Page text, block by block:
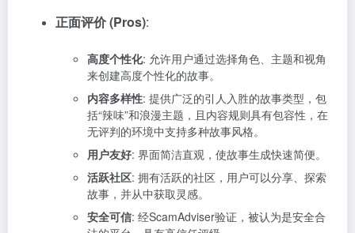
正面评价 (Pros):
高度个性化: 允许用户通过选择角色、主题和视角
来创建高度个性化的故事。
内容多样性: 提供广泛的引人入胜的故事类型，包
括“辣味”和浪漫主题，且内容规则具有包容性，在
无评判的环境中支持多种故事风格。
用户友好: 界面简洁直观，使故事生成快速简便。
活跃社区: 拥有活跃的社区，用户可以分享、探索
故事，并从中获取灵感。
安全可信: 经ScamAdviser验证，被认为是安全合